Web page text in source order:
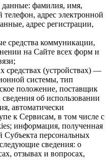
фамилия, имя,
телефон, адрес электронной
адрес регистрации,
средства коммуникации,
на Сайте всех форм и
средствах (устройствах) —
системы, тип
положение, поставщик
об использовании
автоматически
к Сервисам, в том числе с
информация, полученная
Субъекта персональных
сведения: о
отзывах и вопросах,